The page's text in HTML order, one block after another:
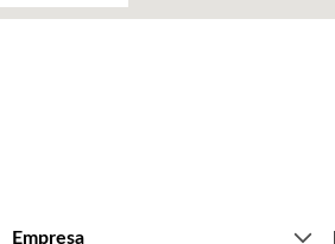
Empresa